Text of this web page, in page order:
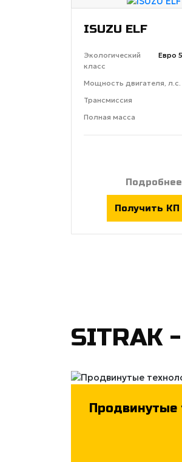
ISUZU ELF
Экологический
класс
Евро
Мощность двигателя, л.с.
Трансмиссия
Полная масса
Подробнее
Получить КП
SITRAK -
Продвинутые